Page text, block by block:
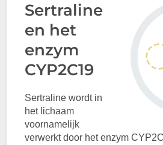
Sertraline
en het
enzym
CYP2C19
Sertraline wordt in
het lichaam
voornamelijk
verwerkt door het enzym